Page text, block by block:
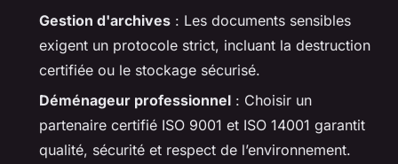
Gestion d'archives : Les documents sensibles
exigent un protocole strict, incluant la destruction
certifiée ou le stockage sécurisé.
Déménageur professionnel : Choisir un
partenaire certifié ISO 9001 et ISO 14001 garantit
qualité, sécurité et respect de l’environnement.